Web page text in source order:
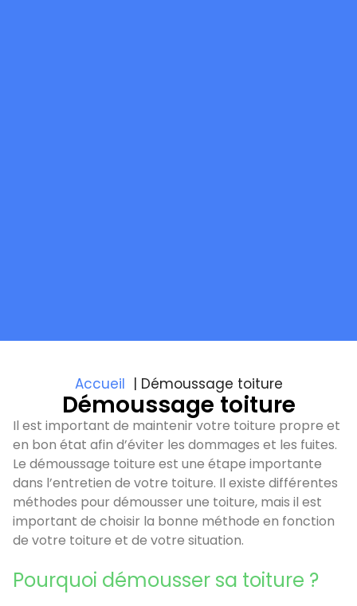
Accueil Démoussage toiture
Démoussage toiture
Il est important de maintenir votre toiture propre et
en bon état afin d’éviter les dommages et les fuites.
Le démoussage toiture est une étape importante
dans l’entretien de votre toiture. Il existe différentes
méthodes pour démousser une toiture, mais il est
important de choisir la bonne méthode en fonction
de votre toiture et de votre situation.
Pourquoi démousser sa toiture ?